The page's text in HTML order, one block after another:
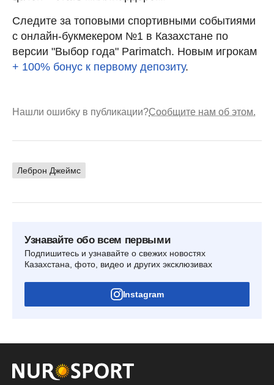
Следите за топовыми спортивными событиями
с онлайн-букмекером №1 в Казахстане по
версии "Выбор года" Parimatch. Новым игрокам
+ 100% бонус к первому депозиту.
Нашли ошибку в публикации?Сообщите нам об этом.
Леброн Джеймс
Узнавайте обо всем первыми
Подпишитесь и узнавайте о свежих новостях
Казахстана, фото, видео и других эксклюзивах
Instagram